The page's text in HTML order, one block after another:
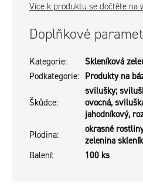
Více k produktu se dočtěte na
Doplňkové
Kategorie:
Skleníková
Podkategorie: Produkty na
Škůdce:
svilušky;
ovocná,
jahodníkový,
Plodina:
okrasné
zelenina
Balení: 100 ks